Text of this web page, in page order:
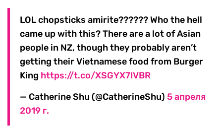
LOL chopsticks amirite?????? Who the hell
came up with this? There are a lot of Asian
people in NZ, though they probably aren’t
getting their Vietnamese food from Burger
King https://t.co/XSGYX7IVBR
— Catherine Shu (@CatherineShu) 5 апреля
2019 г.